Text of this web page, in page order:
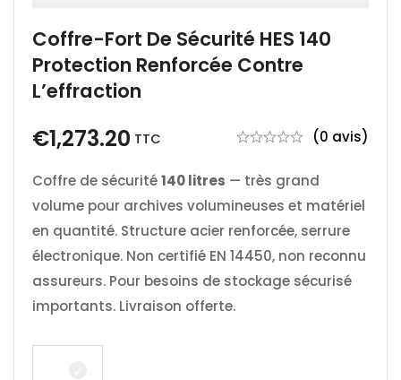
Coffre-Fort De Sécurité HES 140
Protection Renforcée Contre
L’effraction
€1,273.20 TTC (0 avis)
Coffre de sécurité140 litres — très grand
volume pour archives volumineuses et matériel
en quantité. Structure acier renforcée, serrure
électronique. Non certifié EN 14450, non reconnu
assureurs. Pour besoins de stockage sécurisé
importants. Livraison offerte.